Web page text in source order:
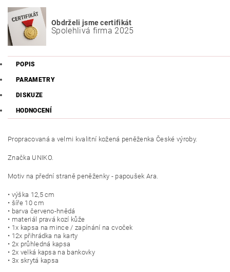
Obdrželi jsme certifikát
Spolehlivá firma 2025
POPIS
PARAMETRY
DISKUZE
HODNOCENÍ
Propracovaná a velmi kvalitní kožená peněženka České výroby.
Značka UNIKO.
Motiv na přední straně peněženky - papoušek Ara.
• výška 12,5 cm
• šíře 10 cm
• barva červeno-hnědá
• materiál pravá kozí kůže
• 1x kapsa na mince / zapínání na cvoček
• 12x přihrádka na karty
• 2x průhledná kapsa
• 2x velká kapsa na bankovky
• 3x skrytá kapsa